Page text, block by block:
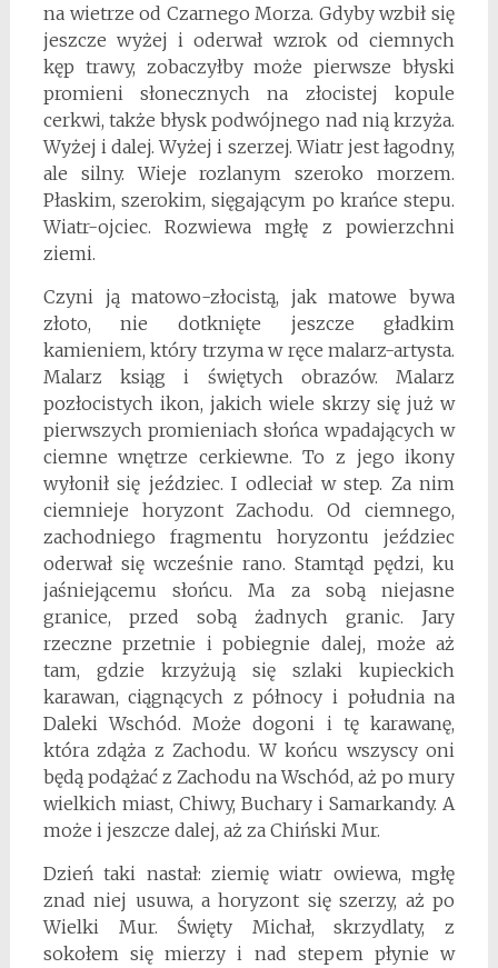
na wietrze od Czarnego Morza. Gdyby wzbił się
jeszcze wyżej i oderwał wzrok od ciemnych
kęp trawy, zobaczyłby może pierwsze błyski
promieni słonecznych na złocistej kopule
cerkwi, także błysk podwójnego nad nią krzyża.
Wyżej i dalej. Wyżej i szerzej. Wiatr jest łagodny,
ale silny. Wieje rozlanym szeroko morzem.
Płaskim, szerokim, sięgającym po krańce stepu.
Wiatr-ojciec. Rozwiewa mgłę z powierzchni
ziemi.
Czyni ją matowo-złocistą, jak matowe bywa
złoto, nie dotknięte jeszcze gładkim
kamieniem, który trzyma w ręce malarz-artysta.
Malarz ksiąg i świętych obrazów. Malarz
pozłocistych ikon, jakich wiele skrzy się już w
pierwszych promieniach słońca wpadających w
ciemne wnętrze cerkiewne. To z jego ikony
wyłonił się jeździec. I odleciał w step. Za nim
ciemnieje horyzont Zachodu. Od ciemnego,
zachodniego fragmentu horyzontu jeździec
oderwał się wcześnie rano. Stamtąd pędzi, ku
jaśniejącemu słońcu. Ma za sobą niejasne
granice, przed sobą żadnych granic. Jary
rzeczne przetnie i pobiegnie dalej, może aż
tam, gdzie krzyżują się szlaki kupieckich
karawan, ciągnących z północy i południa na
Daleki Wschód. Może dogoni i tę karawanę,
która zdąża z Zachodu. W końcu wszyscy oni
będą podążać z Zachodu na Wschód, aż po mury
wielkich miast, Chiwy, Buchary i Samarkandy. A
może i jeszcze dalej, aż za Chiński Mur.
Dzień taki nastał: ziemię wiatr owiewa, mgłę
znad niej usuwa, a horyzont się szerzy, aż po
Wielki Mur. Święty Michał, skrzydlaty, z
sokołem się mierzy i nad stepem płynie w